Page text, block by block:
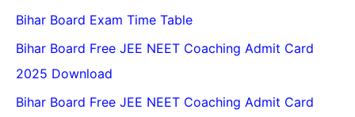
Bihar Board Exam Time Table
Bihar Board Free JEE NEET Coaching Admit Card
2025 Download
Bihar Board Free JEE NEET Coaching Admit Card